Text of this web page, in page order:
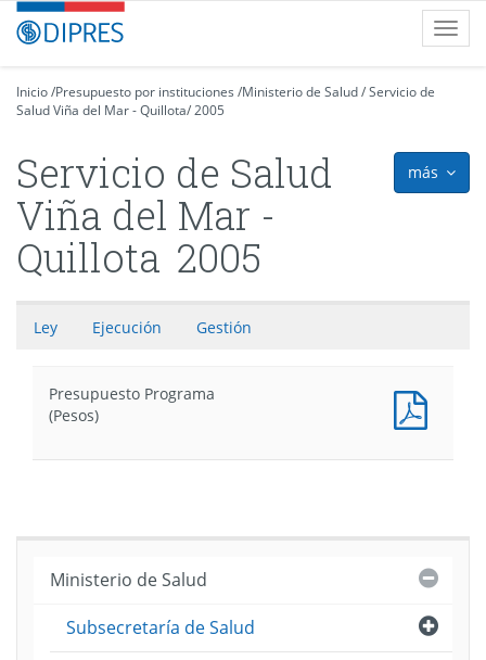
Contenido
principalDIPRES
-
de
Presupuestos
Inicio/Presupuesto por instituciones /Ministerio de Salud/Servicio de
Salud Viña del Mar - Quillota/2005
más
Servicio de Salud
Viña del Mar -
Quillota 2005
Ley Ejecución Gestión
Presupuesto Programa
(Pesos)
Ministerio de Salud
Abrir
Subsecretaría de Salud